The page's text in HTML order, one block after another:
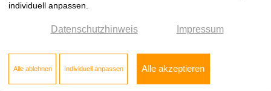
Broschüre
two by Laminam
Preisliste Möbelfronten
individuell anpassen.
Datenschutzhinweis Impressum
Alle ablehnen Individuell anpassen Alle akzeptieren